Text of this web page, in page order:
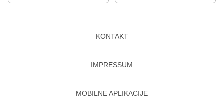
KONTAKT
IMPRESSUM
MOBILNE APLIKACIJE